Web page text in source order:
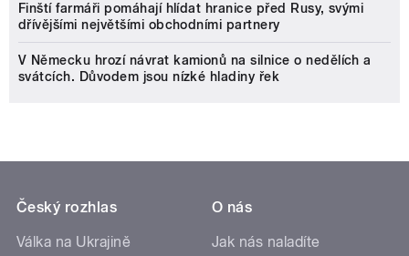
Finští farmáři pomáhají hlídat hranice před Rusy, svými
dřívějšími největšími obchodními partnery
V Německu hrozí návrat kamionů na silnice o nedělích a
svátcích. Důvodem jsou nízké hladiny řek
Český rozhlas
Válka na Ukrajině
O nás
Jak nás naladíte